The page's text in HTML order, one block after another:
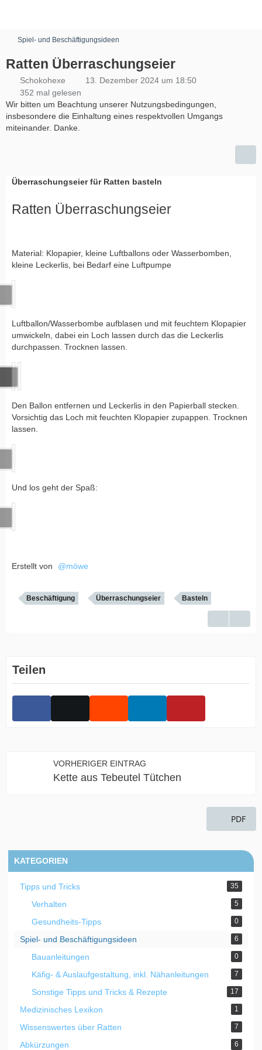
Spiel- und Beschäftigungsideen
Ratten Überraschungseier
Schokohexe
13. Dezember 2024 um 18:50
352 mal gelesen
Wir bitten um Beachtung unserer Nutzungsbedingungen,
insbesondere die Einhaltung eines respektvollen Umgangs
miteinander. Danke.
Überraschungseier für Ratten basteln
Ratten Überraschungseier
Material: Klopapier, kleine Luftballons oder Wasserbomben,
kleine Leckerlis, bei Bedarf eine Luftpumpe
Luftballon/Wasserbombe aufblasen und mit feuchtem Klopapier
umwickeln, dabei ein Loch lassen durch das die Leckerlis
durchpassen. Trocknen lassen.
Den Ballon entfernen und Leckerlis in den Papierball stecken.
Vorsichtig das Loch mit feuchten Klopapier zupappen. Trocknen
lassen.
Und los geht der Spaß:
Erstellt von möwe
Beschäftigung Überraschungseier Basteln
Teilen
VORHERIGER EINTRAG
Kette aus Tebeutel Tütchen
PDF
KATEGORIEN
Tipps und Tricks 35
Verhalten 5
Gesundheits-Tipps 0
Spiel- und Beschäftigungsideen 6
Bauanleitungen 0
Käfig- & Auslaufgestaltung, inkl. Nähanleitungen 7
Sonstige Tipps und Tricks & Rezepte 17
Medizinisches Lexikon 1
Wissenswertes über Ratten 7
Abkürzungen 6